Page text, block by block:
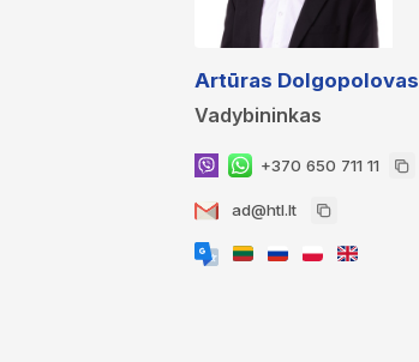
Artūras Dolgopolovas
Vadybininkas
+370 650 711 11
ad@htl.lt